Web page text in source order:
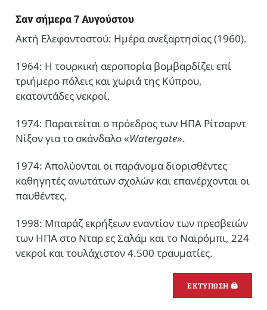
Σαν σήμερα 7 Αυγούστου
Ακτή Ελεφαντοστού: Ημέρα ανεξαρτησίας (1960).
1964: Η τουρκική αεροπορία βομβαρδίζει επί
τριήμερο πόλεις και χωριά της Κύπρου,
εκατοντάδες νεκροί.
1974: Παραιτείται ο πρόεδρος των ΗΠΑ Ρίτσαρντ
Νίξον για το σκάνδαλο «Watergate».
1974: Απολύονται οι παράνομα διορισθέντες
καθηγητές ανωτάτων σχολών και επανέρχονται οι
παυθέντες.
1998: Μπαράζ εκρήξεων εναντίον των πρεσβειών
των ΗΠΑ στο Νταρ ες Σαλάμ και το Ναϊρόμπι, 224
νεκροί και τουλάχιστον 4.500 τραυματίες.
ΕΚΤΥΠΩΣΗ 🖨